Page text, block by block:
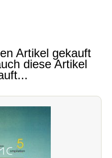
Artikel gekauft
diese Artikel